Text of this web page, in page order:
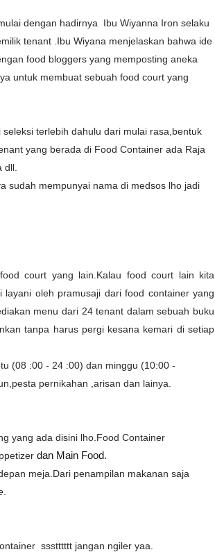
dengan hadirnya Ibu Wiyanna Iron selaku
tenant .Ibu Wiyana menjelaskan bahwa ide
food bloggers yang memposting aneka
untuk membuat sebuah food court yang
terlebih dahulu dari mulai rasa,bentuk
yang berada di Food Container ada Raja
dll.
sudah mempunyai nama di medsos lho jadi
court yang lain.Kalau food court lain kita
oleh pramusaji dari food container yang
menu dari 24 tenant dalam sebuah buku
tanpa harus pergi kesana kemari di setiap
(08 :00 - 24 :00) dan minggu (10:00 -
pernikahan ,arisan dan lainya.
yang ada disini lho.Food Container
dan Main Food.
meja.Dari penampilan makanan saja
ssstttttt jangan ngiler yaa.